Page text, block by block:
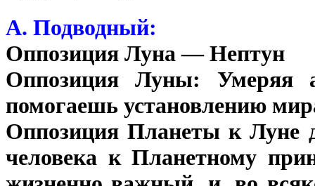
А. Подводный:
Оппозиция Луна — Нептун
Оппозиция Луны: Умеряя
помогаешь установлению
Оппозиция Планеты к Луне
человека к Планетному